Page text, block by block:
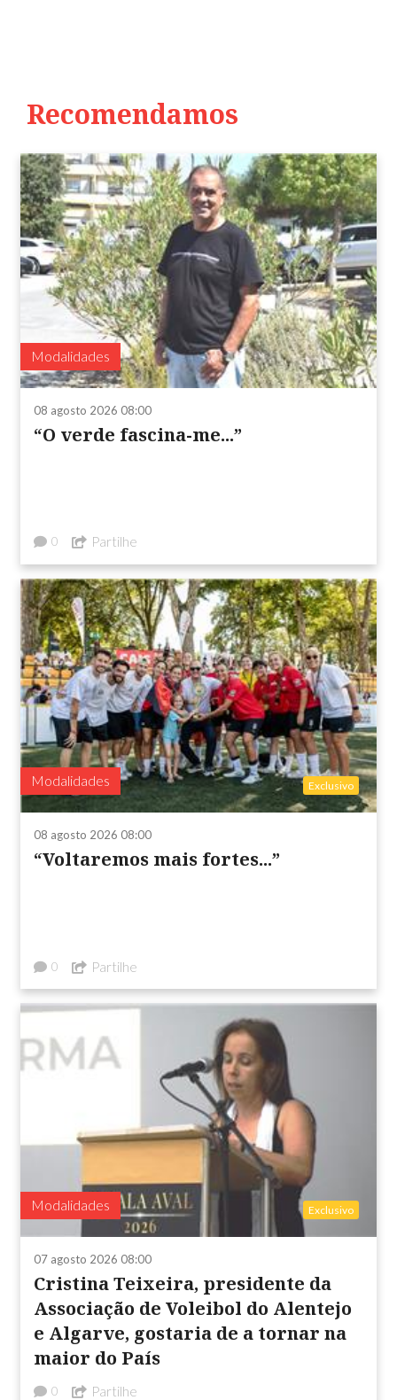
Recomendamos
Modalidades
08 agosto 2026 08:00
“O verde fascina-me...”
0 Partilhe
Modalidades Exclusivo
08 agosto 2026 08:00
“Voltaremos mais fortes...”
0 Partilhe
Modalidades Exclusivo
07 agosto 2026 08:00
Cristina Teixeira, presidente da
Associação de Voleibol do Alentejo
e Algarve, gostaria de a tornar na
maior do País
0 Partilhe